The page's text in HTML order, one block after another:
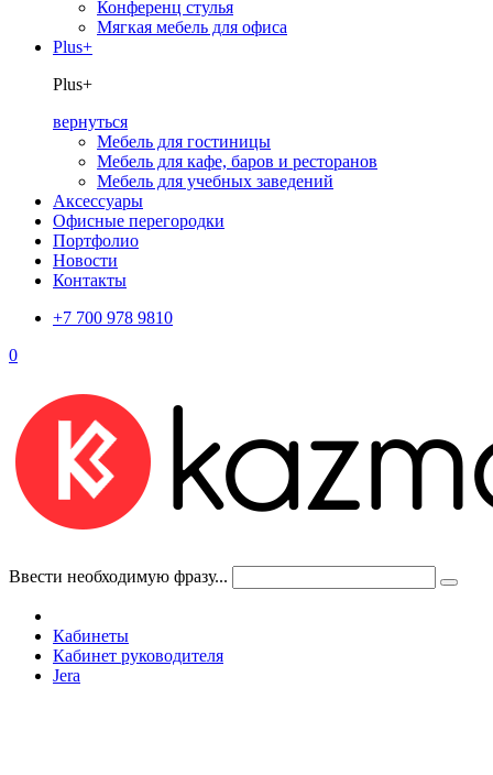
Конференц стулья
Мягкая мебель для офиса
Plus+
Plus+
вернуться
Мебель для гостиницы
Мебель для кафе, баров и ресторанов
Мебель для учебных заведений
Аксессуары
Офисные перегородки
Портфолио
Новости
Контакты
+7 700 978 9810
0
Ввести необходимую фразу...
Кабинеты
Кабинет руководителя
Jera